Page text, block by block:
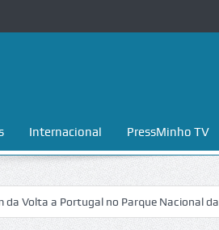
Internacional PressMinho TV
no Parque Nacional da Peneda-Gerês